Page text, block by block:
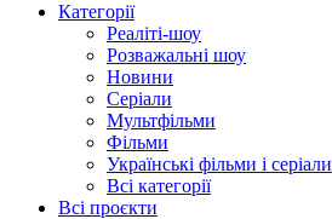
Категорії
Реаліті-шоу
Розважальні шоу
Новини
Серіали
Мультфільми
Фільми
Українські фільми і серіали
Всі категорії
Всі проєкти